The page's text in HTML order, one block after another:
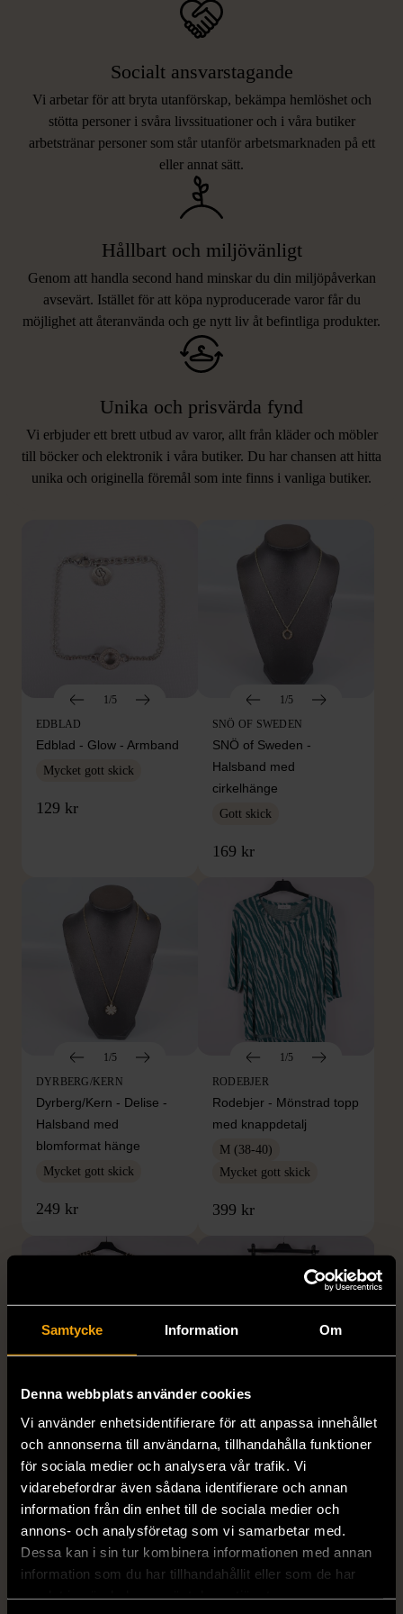
Samtycke Information Om
Denna webbplats använder cookies
Vi använder enhetsidentifierare för att anpassa innehållet
och annonserna till användarna, tillhandahålla funktioner
för sociala medier och analysera vår trafik. Vi
vidarebefordrar även sådana identifierare och annan
information från din enhet till de sociala medier och
annons- och analysföretag som vi samarbetar med.
Dessa kan i sin tur kombinera informationen med annan
information som du har tillhandahållit eller som de har
Socialt ansvarstagande
Vi arbetar för att bryta utanförskap, bekämpa hemlöshet och
stötta personer i svåra livssituationer och i våra butiker
arbetstränar personer som står utanför arbetsmarknaden på ett
eller annat sätt.
Hållbart och miljövänligt
Genom att handla second hand minskar du din miljöpåverkan
avsevärt. Istället för att köpa nyproducerade varor får du
möjlighet att återanvända och ge nytt liv åt befintliga produkter.
Unika och prisvärda fynd
Vi erbjuder ett brett utbud av varor, allt från kläder och möbler
till böcker och elektronik i våra butiker. Du har chansen att hitta
unika och originella föremål som inte finns i vanliga butiker.
LIKNANDE PRODUKTER
Hitta produkter som påminner om denna
1/5
EDBLAD
Edblad - Glow - Armband
Mycket gott skick
129 kr
1/5
SNÖ OF SWEDEN
SNÖ of Sweden -
Halsband med
cirkelhänge
Gott skick
169 kr
1/5
DYRBERG/KERN
Dyrberg/Kern - Delise -
Halsband med
blomformat hänge
Mycket gott skick
249 kr
1/5
RODEBJER
Rodebjer - Mönstrad topp
med knappdetalj
M (38-40)
Mycket gott skick
399 kr
1/5
H&M
H&M - Leopardmönstrad
volangklänning
XS (32-34) Nytt skick
99 kr
H&M
H&M - Plisserad midikjol
med resårmidja -
Salviagrön
M (38-40) Gott skick
129 kr